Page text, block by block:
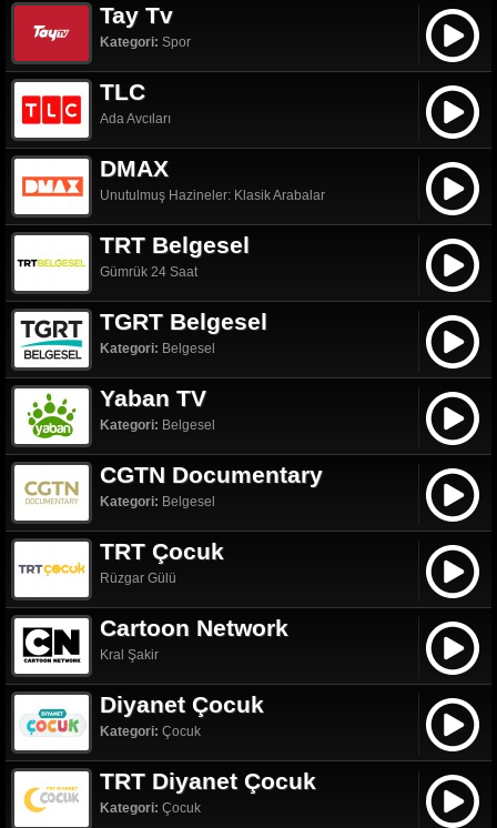
Tay Tv
Kategori: Spor
TLC
Ada Avcıları
DMAX
Unutulmuş Hazineler: Klasik Arabalar
TRT Belgesel
Gümrük 24 Saat
TGRT Belgesel
Kategori: Belgesel
Yaban TV
Kategori: Belgesel
CGTN Documentary
Kategori: Belgesel
TRT Çocuk
Rüzgar Gülü
Cartoon Network
Kral Şakir
Diyanet Çocuk
Kategori: Çocuk
TRT Diyanet Çocuk
Kategori: Çocuk